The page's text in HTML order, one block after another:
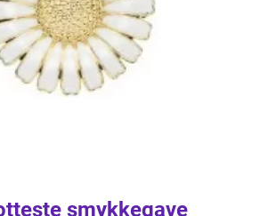
smykkegave